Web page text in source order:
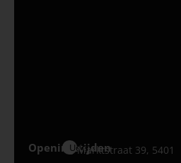
Openingstijden
Uden
Marktstraat 39, 5401